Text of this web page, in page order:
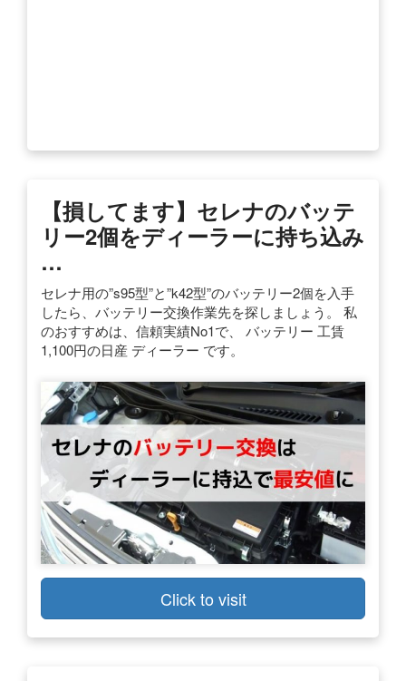
【損してます】セレナのバッテ
リー2個をディーラーに持ち込み
…
セレナ用の”s95型”と”k42型”のバッテリー2個を入手
したら、バッテリー交換作業先を探しましょう。 私
のおすすめは、信頼実績No1で、 バッテリー 工賃
1,100円の日産 ディーラー です。
Click to visit